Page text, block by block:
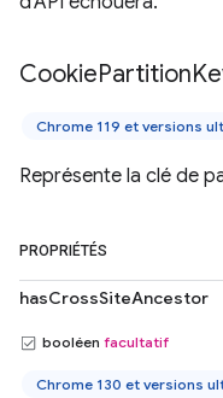
CookiePartition
Chrome 119 et versions
Représente la clé de
PROPRIÉTÉS
hasCrossSiteAncestor
booléen facultatif
Chrome 130 et versions